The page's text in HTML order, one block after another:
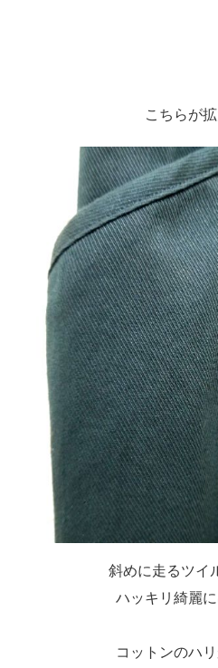
こちらが
斜めに走るツイ
ハッキリ綺麗
コットンのハ